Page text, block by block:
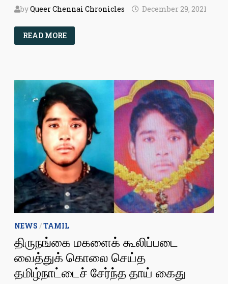
byQueer Chennai Chronicles December 29, 2021
LGBTQIA+
பதங்களை
நெறிப்படுத்தும்
கேட்பு
கோருதல்
READ MORE
NEWS /TAMIL
திருநங்கை மகளைக் கூலிப்படை
வைத்துக் கொலை செய்த
தமிழ்நாட்டைச் சேர்ந்த தாய் கைது